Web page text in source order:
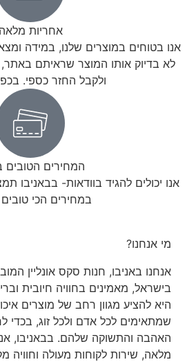
אחריות מלאה
אנו בטוחים במוצרים שלנו, במידה
לא בדיוק אותו המוצר שראיתם באתר,
ולקבל החזר כספי.
המחירים הטובים
אנו יכולים להגיד בוודאות- בבאניבו
במחירים הכי
מי אנחנו?
אנחנו באניבו, חנות סקס אונליין
בישראל, מאמינים בחוויה חיובית
היא להציע מגוון רחב של מוצרים
שמתאימים לכל אדם ולכל זוג, בכדי
האהבה והתשוקה שלהם. בבאניבו,
מלאה, שירות לקוחות מעולה וחוויה